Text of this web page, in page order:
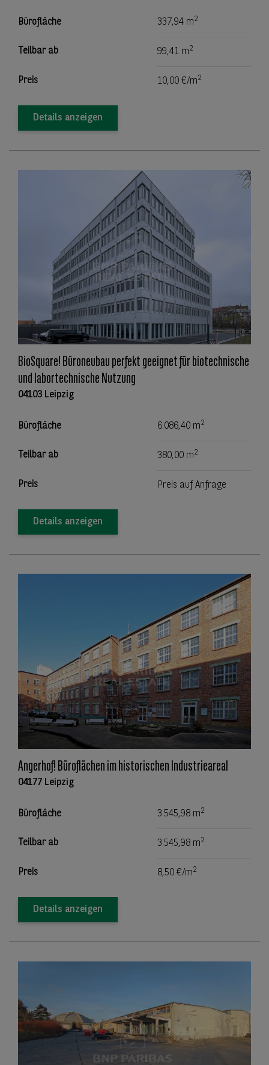
Bürofläche 337,94 m2
Teilbar ab 99,41 m2
Preis 10,00 €/m2
Details anzeigen
BioSquare! Büroneubau perfekt geeignet für biotechnische
und labortechnische Nutzung
04103 Leipzig
Bürofläche 6.086,40 m2
Teilbar ab 380,00 m2
Preis Preis auf Anfrage
Details anzeigen
Angerhof! Büroflächen im historischen Industrieareal
04177 Leipzig
Bürofläche 3.545,98 m2
Teilbar ab 3.545,98 m2
Preis 8,50 €/m2
Details anzeigen